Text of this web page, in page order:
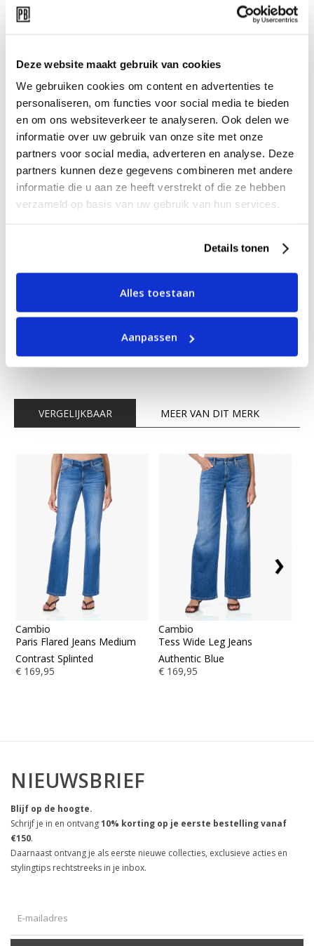
Deze website maakt gebruik van cookies
We gebruiken cookies om content en advertenties te
personaliseren, om functies voor social media te bieden
en om ons websiteverkeer te analyseren. Ook delen we
informatie over uw gebruik van onze site met onze
partners voor social media, adverteren en analyse. Deze
partners kunnen deze gegevens combineren met andere
informatie die u aan ze heeft verstrekt of die ze hebben
verzameld op basis van uw gebruik van hun services.
Details tonen
Alles toestaan
Aanpassen
Shop the look
VERGELIJKBAAR MEER VAN DIT MERK
Cambio
Paris Flared Jeans Medium
Contrast Splinted
€ 169,95
Cambio
Tess Wide Leg Jeans
Authentic Blue
€ 169,95
NIEUWSBRIEF
Blijf op de hoogte.
Schrijf je in en ontvang10% korting op je eerste bestelling vanaf
€150.
Daarnaast ontvang je als eerste nieuwe collecties, exclusieve acties en
stylingtips rechtstreeks in je inbox.